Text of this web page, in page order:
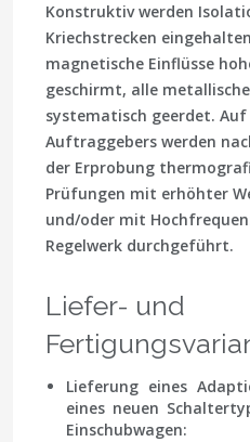
Konstruktiv werden
Kriechstrecken
magnetische Einflüsse
geschirmt, alle
systematisch geerdet. Auf
Auftraggebers werden
der Erprobung
Prüfungen mit erhöhter
und/oder mit
Regelwerk durchgeführt.
Liefer- und
Lieferung eines
eines neuen